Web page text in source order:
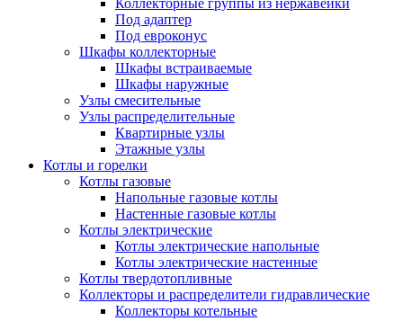
Коллекторные группы из нержавейки
Под адаптер
Под евроконус
Шкафы коллекторные
Шкафы встраиваемые
Шкафы наружные
Узлы смесительные
Узлы распределительные
Квартирные узлы
Этажные узлы
Котлы и горелки
Котлы газовые
Напольные газовые котлы
Настенные газовые котлы
Котлы электрические
Котлы электрические напольные
Котлы электрические настенные
Котлы твердотопливные
Коллекторы и распределители гидравлические
Коллекторы котельные